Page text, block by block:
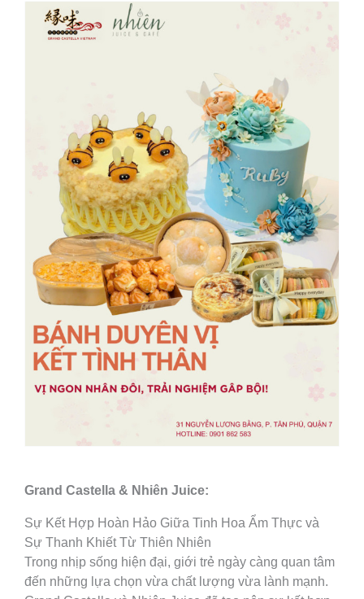
Grand Castella & Nhiên Juice:
Sự Kết Hợp Hoàn Hảo Giữa Tinh Hoa Ẩm Thực và
Sự Thanh Khiết Từ Thiên Nhiên
Trong nhịp sống hiện đại, giới trẻ ngày càng quan tâm
đến những lựa chọn vừa chất lượng vừa lành mạnh.